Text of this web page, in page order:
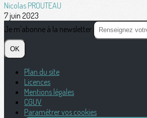
Nicolas PROUTEAU
7 juin 2023
Je m'abonne à la newsletter
OK
Plan du site
Licences
Mentions légales
CGUV
Paramétrer vos cookies